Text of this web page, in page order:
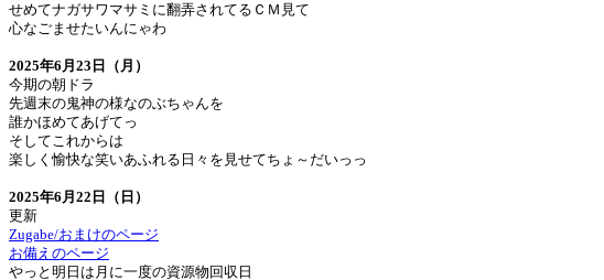
せめてナガサワマサミに翻弄されてるＣＭ見て
心なごませたいんにゃわ
2025年6月23日（月）
今期の朝ドラ
先週末の鬼神の様なのぶちゃんを
誰かほめてあげてっ
そしてこれからは
楽しく愉快な笑いあふれる日々を見せてちょ～だいっっ
2025年6月22日（日）
更新
Zugabe/おまけのページ
お備えのページ
やっと明日は月に一度の資源物回収日